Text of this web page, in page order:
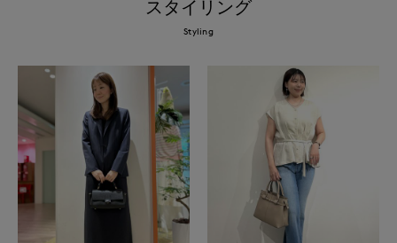
スタイリング
Styling